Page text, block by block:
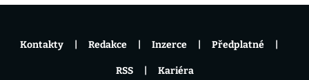
Kontakty Redakce Inzerce Předplatné
RSS Kariéra